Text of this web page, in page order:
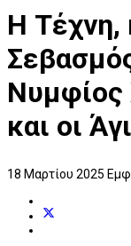
Η Τέχνη,
Νυμφίος
και οι
18 Μαρτίου 2025